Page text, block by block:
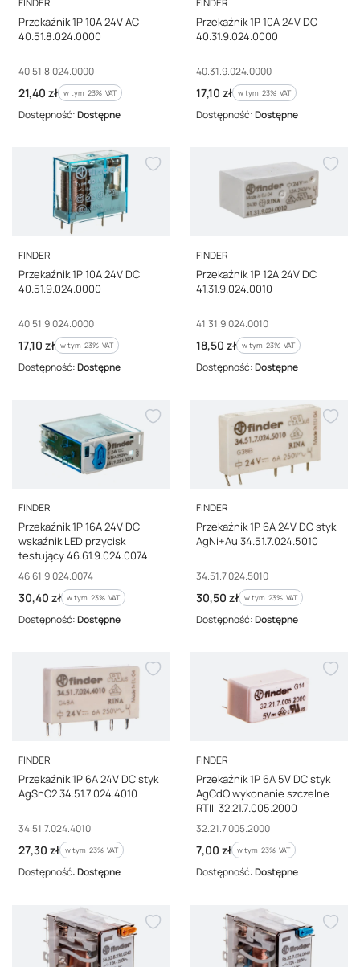
Przekaźnik 1P 10A 24V AC
40.51.8.024.0000
Kod producenta
40.51.8.024.0000
Cena brutto
21,40 zł w tym %s VAT
w tym 23% VAT
Dostępność:Dostępne
Przekaźnik 1P 10A 24V DC
40.31.9.024.0000
Kod producenta
40.31.9.024.0000
Cena brutto
17,10 zł w tym %s VAT
w tym 23% VAT
Dostępność:Dostępne
PRODUCENT
FINDER
Przekaźnik 1P 10A 24V DC
40.51.9.024.0000
Kod producenta
40.51.9.024.0000
Cena brutto
17,10 zł w tym %s VAT
w tym 23% VAT
Dostępność:Dostępne
PRODUCENT
FINDER
Przekaźnik 1P 12A 24V DC
41.31.9.024.0010
Kod producenta
41.31.9.024.0010
Cena brutto
18,50 zł w tym %s VAT
w tym 23% VAT
Dostępność:Dostępne
PRODUCENT
FINDER
Przekaźnik 1P 16A 24V DC
wskaźnik LED przycisk
testujący 46.61.9.024.0074
Kod producenta
46.61.9.024.0074
Cena brutto
30,40 zł w tym %s VAT
w tym 23% VAT
Dostępność:Dostępne
PRODUCENT
FINDER
Przekaźnik 1P 6A 24V DC styk
AgNi+Au 34.51.7.024.5010
Kod producenta
34.51.7.024.5010
Cena brutto
30,50 zł w tym %s VAT
w tym 23% VAT
Dostępność:Dostępne
PRODUCENT
FINDER
Przekaźnik 1P 6A 24V DC styk
AgSnO2 34.51.7.024.4010
Kod producenta
34.51.7.024.4010
Cena brutto
27,30 zł w tym %s VAT
w tym 23% VAT
Dostępność:Dostępne
PRODUCENT
FINDER
Przekaźnik 1P 6A 5V DC styk
AgCdO wykonanie szczelne
RTIII 32.21.7.005.2000
Kod producenta
32.21.7.005.2000
Cena brutto
7,00 zł w tym %s VAT
w tym 23% VAT
Dostępność:Dostępne